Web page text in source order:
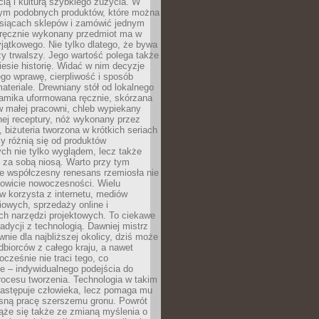
podobnych produktów, które można
sklepów i zamówić jednym
wykonany przedmiot ma w
Nie tylko dlatego, że bywa
trwalszy. Jego wartość polega także
historię. Widać w nim decyzje
wprawę, cierpliwość i sposób
Drewniany stół od lokalnego
uformowana ręcznie, skórzana
małej pracowni, chleb wypiekany
receptury, nóż wykonany przez
biżuteria tworzona w krótkich seriach
różnią się od produktów
nie tylko wyglądem, lecz także
sobą niosą. Warto przy tym
współczesny renesans rzemiosła nie
nowoczesności. Wielu
korzysta z internetu, mediów
sprzedaży online i
narzędzi projektowych. To ciekawe
z technologią. Dawniej mistrz
dla najbliższej okolicy, dziś może
z całego kraju, a nawet
nie traci tego, co
– indywidualnego podejścia do
tworzenia. Technologia w takim
człowieka, lecz pomaga mu
pracę szerszemu gronu. Powrót
się także ze zmianą myślenia o